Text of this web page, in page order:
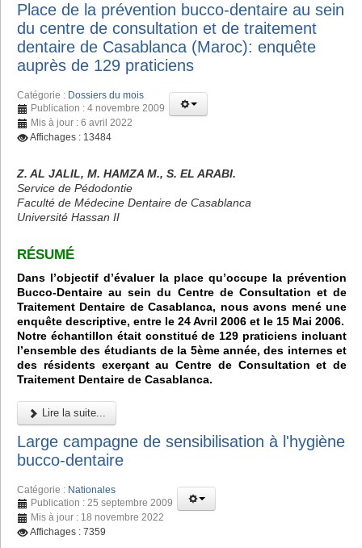
Place de la prévention bucco-dentaire au sein
du centre de consultation et de traitement
dentaire de Casablanca (Maroc): enquête
auprès de 129 praticiens
Catégorie : Dossiers du mois
Publication : 4 novembre 2009
Mis à jour : 6 avril 2022
Affichages : 13484
Z. AL JALIL, M. HAMZA M., S. EL ARABI.
Service de Pédodontie
Faculté de Médecine Dentaire de Casablanca
Université Hassan II
RÉSUMÉ
Dans l’objectif d’évaluer la place qu’occupe la prévention
Bucco-Dentaire au sein du Centre de Consultation et de
Traitement Dentaire de Casablanca, nous avons mené une
enquête descriptive, entre le 24 Avril 2006 et le 15 Mai 2006.
Notre échantillon était constitué de 129 praticiens incluant
l’ensemble des étudiants de la 5ème année, des internes et
des résidents exerçant au Centre de Consultation et de
Traitement Dentaire de Casablanca.
Lire la suite...
Large campagne de sensibilisation à l'hygiène
bucco-dentaire
Catégorie : Nationales
Publication : 25 septembre 2009
Mis à jour : 18 novembre 2022
Affichages : 7359